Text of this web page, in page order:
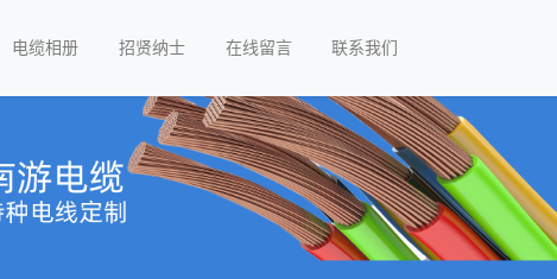
电缆相册 招贤纳士 在线留言 联系我们